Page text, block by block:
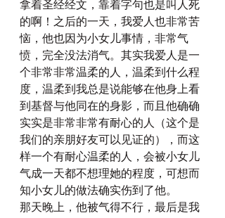
拿着圣经经文，靠着字句也是叫人死
的啊！之后的一天，我爱人也非常苦
恼，他也因为小女儿事情，非常气
愤，完全没法消气。其实我爱人是一
个非常非常温柔的人，温柔到什么程
度，温柔到我总是说能够在他身上看
到基督与他同在的身影，而且他确确
实实是非常非常有耐心的人（这个是
我们的亲朋好友可以见证的），而这
样一个有耐心温柔的人，会被小女儿
气成一天都不想理她的程度，可想而
知小女儿的做法确实伤到了他。
那天晚上，他被气得不行，最后是我